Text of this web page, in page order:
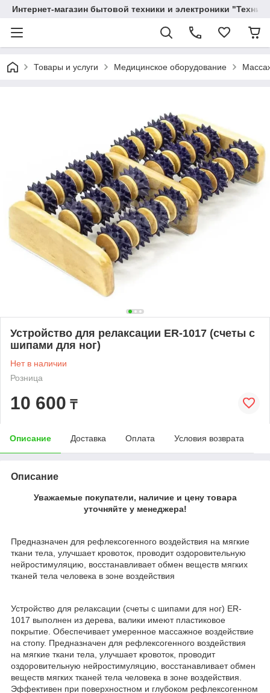
Интернет-магазин бытовой техники и электроники
Товары и услуги Медицинское оборудование
Устройство для релаксации ER-1017 (счеты с
шипами для ног)
Нет в наличии
Розница
10 600 ₸
Описание Доставка Оплата Условия возврата
Описание
Уважаемые покупатели, наличие и цену товара
уточняйте у менеджера!
Предназначен для рефлексогенного воздействия на мягкие
ткани тела, улучшает кровоток, проводит оздоровительную
нейростимуляцию, восстанавливает обмен веществ мягких
тканей тела человека в зоне воздействия
Устройство для релаксации (счеты с шипами для ног) ER-
1017 выполнен из дерева, валики имеют пластиковое
покрытие. Обеспечивает умеренное массажное воздействие
на стопу. Предназначен для рефлексогенного воздействия
на мягкие ткани тела, улучшает кровоток, проводит
оздоровительную нейростимуляцию, восстанавливает обмен
веществ мягких тканей тела человека в зоне воздействия.
Эффективен при поверхностном и глубоком рефлексогенном